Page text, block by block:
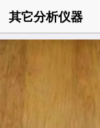
其它分析仪器